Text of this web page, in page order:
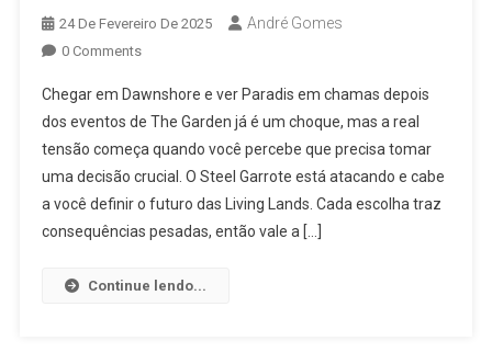
24 De Fevereiro De 2025 André Gomes
0 Comments
Chegar em Dawnshore e ver Paradis em chamas depois
dos eventos de The Garden já é um choque, mas a real
tensão começa quando você percebe que precisa tomar
uma decisão crucial. O Steel Garrote está atacando e cabe
a você definir o futuro das Living Lands. Cada escolha traz
consequências pesadas, então vale a […]
Continue lendo...